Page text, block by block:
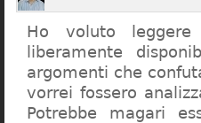
Ho voluto
liberamente
argomenti che
vorrei fossero
Potrebbe magari